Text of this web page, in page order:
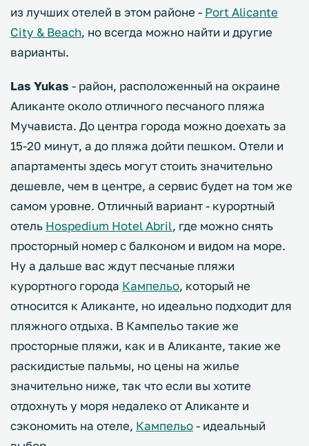
из лучших отелей в этом районе - Port Alicante
City & Beach, но всегда можно найти и другие
варианты.
Las Yukas - район, расположенный на окраине
Аликанте около отличного песчаного пляжа
Мучависта. До центра города можно доехать за
15-20 минут, а до пляжа дойти пешком. Отели и
апартаменты здесь могут стоить значительно
дешевле, чем в центре, а сервис будет на том же
самом уровне. Отличный вариант - курортный
отель Hospedium Hotel Abril, где можно снять
просторный номер с балконом и видом на море.
Ну а дальше вас ждут песчаные пляжи
курортного города Кампельо, который не
относится к Аликанте, но идеально подходит для
пляжного отдыха. В Кампельо такие же
просторные пляжи, как и в Аликанте, такие же
раскидистые пальмы, но цены на жилье
значительно ниже, так что если вы хотите
отдохнуть у моря недалеко от Аликанте и
сэкономить на отеле, Кампельо- идеальный